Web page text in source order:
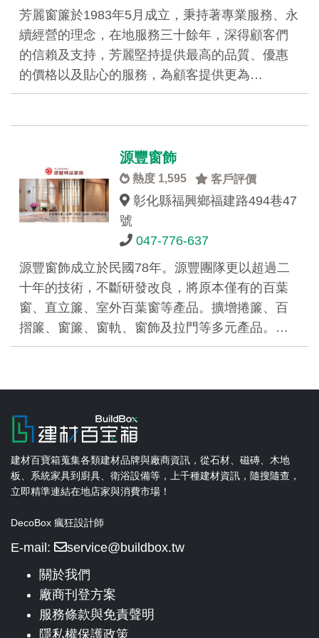
芳麗窗簾於1983年5月成立，秉持著專業服務、永
續經營的理念，在地服務三十餘年，深得顧客們
的信賴及支持，芳麗堅持提供最高的品質、優惠
的價格以及貼心的服務，為顧客提供更為…
源豐窗飾
熱度 1,595 客戶評價
彰化縣福興鄉福建路494巷47
號
047-776-637
源豐窗飾成立於民國78年。源豐團隊更以超過二
十年的技術，不斷研發改良，將原本僅有的百葉
窗、直立簾、室外百葉窗等產品。擴增捲簾、百
摺簾、窗簾、窗軌、窗飾及拉門等多元產品。…
建材百寶箱蒐集各類建材品牌與廠商資訊，從石材、磁磚、木地
板、系統家具到廚具、衛浴設備等，上千種建材資訊，隨搜隨查，
立即精準連結在地店家與消費市場！
DecoBox 瘋狂設計師
E-mail:
service@buildbox.tw
關於我們
廠商刊登方案
服務條款與免責聲明
隱私權保護政策